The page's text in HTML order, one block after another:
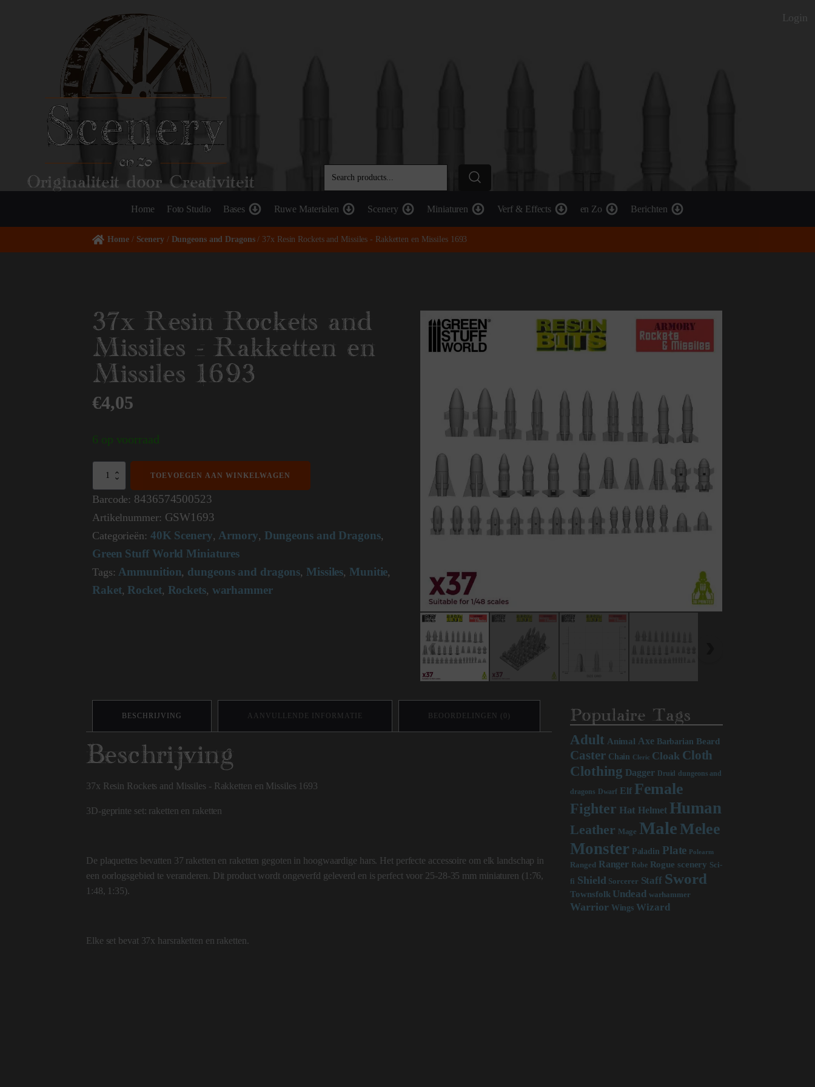
Login
Originaliteit door Creativiteit
Home Foto Studio Bases Ruwe Materialen Scenery Miniaturen Verf & Effects en Zo Berichten
Home/ Scenery/ Dungeons and Dragons/ 37x Resin Rockets and Missiles - Rakketten en Missiles 1693
37x Resin Rockets and
Missiles - Rakketten en
Missiles 1693
€4,05
6 op voorraad
Rockets
Missiles
Rakketten
en
1693
aantal
TOEVOEGEN AAN WINKELWAGEN
Barcode: 8436574500523
Artikelnummer: GSW1693
Categorieën: 40K Scenery,Armory, Dungeons and Dragons,
Green Stuff World Miniatures
Tags:Ammunition, dungeons and dragons, Missiles, Munitie,
Raket, Rocket, Rockets, warhammer
BESCHRIJVING AANVULLENDE INFORMATIE BEOORDELINGEN (0)
Beschrijving
37x Resin Rockets and Missiles - Rakketten en Missiles 1693
3D-geprinte set: raketten en raketten
De plaquettes bevatten 37 raketten en raketten gegoten in hoogwaardige hars. Het perfecte accessoire om elk landschap in
een oorlogsgebied te veranderen. Dit product wordt ongeverfd geleverd en is perfect voor 25-28-35 mm miniaturen (1:76,
1:48, 1:35).
Elke set bevat 37x harsraketten en raketten.
Populaire Tags
Adult Animal Axe Barbarian Beard
Caster Chain Cleric Cloak Cloth
Clothing Dagger Druid dungeons and
dragons Dwarf Elf Female
Fighter Hat Helmet Human
Leather Mage MaleMelee
Monster Paladin Plate Polearm
Ranged Ranger Robe Rogue scenery Sci-
fi Shield Sorcerer Staff Sword
Townsfolk Undead warhammer
Warrior Wings Wizard